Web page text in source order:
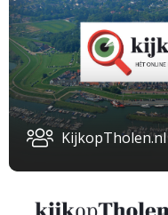
KijkopTholen.nl